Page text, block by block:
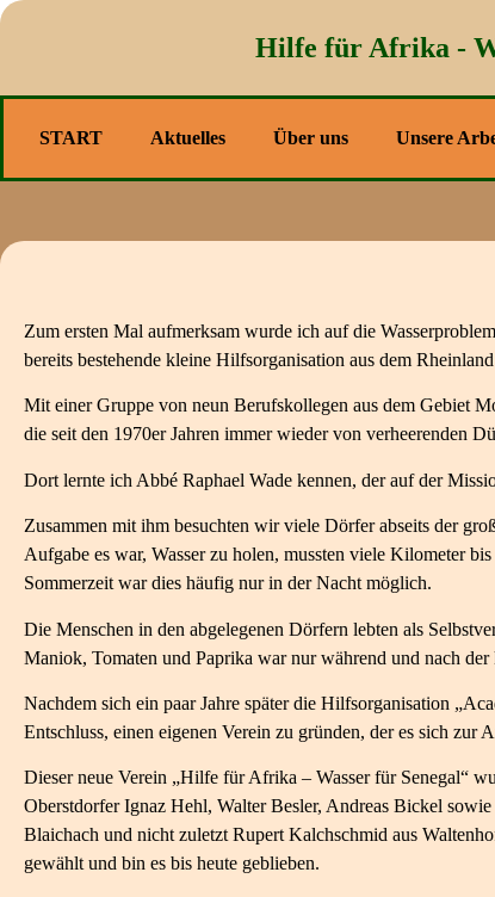
Hilfe für Afrika -
START Aktuelles Über uns Unsere
Zum ersten Mal aufmerksam wurde ich auf die
bereits bestehende kleine Hilfsorganisation aus dem
Mit einer Gruppe von neun Berufskollegen aus dem Gebiet
die seit den 1970er Jahren immer wieder von verheerenden
Dort lernte ich Abbé Raphael Wade kennen, der auf der
Zusammen mit ihm besuchten wir viele Dörfer abseits der
Aufgabe es war, Wasser zu holen, mussten viele Kilometer
Sommerzeit war dies häufig nur in der Nacht möglich.
Die Menschen in den abgelegenen Dörfern lebten als
Maniok, Tomaten und Paprika war nur während und nach
Nachdem sich ein paar Jahre später die Hilfsorganisation
Entschluss, einen eigenen Verein zu gründen, der es sich
Dieser neue Verein „Hilfe für Afrika – Wasser für Senegal“
Oberstdorfer Ignaz Hehl, Walter Besler, Andreas Bickel
Blaichach und nicht zuletzt Rupert Kalchschmid aus
gewählt und bin es bis heute geblieben.